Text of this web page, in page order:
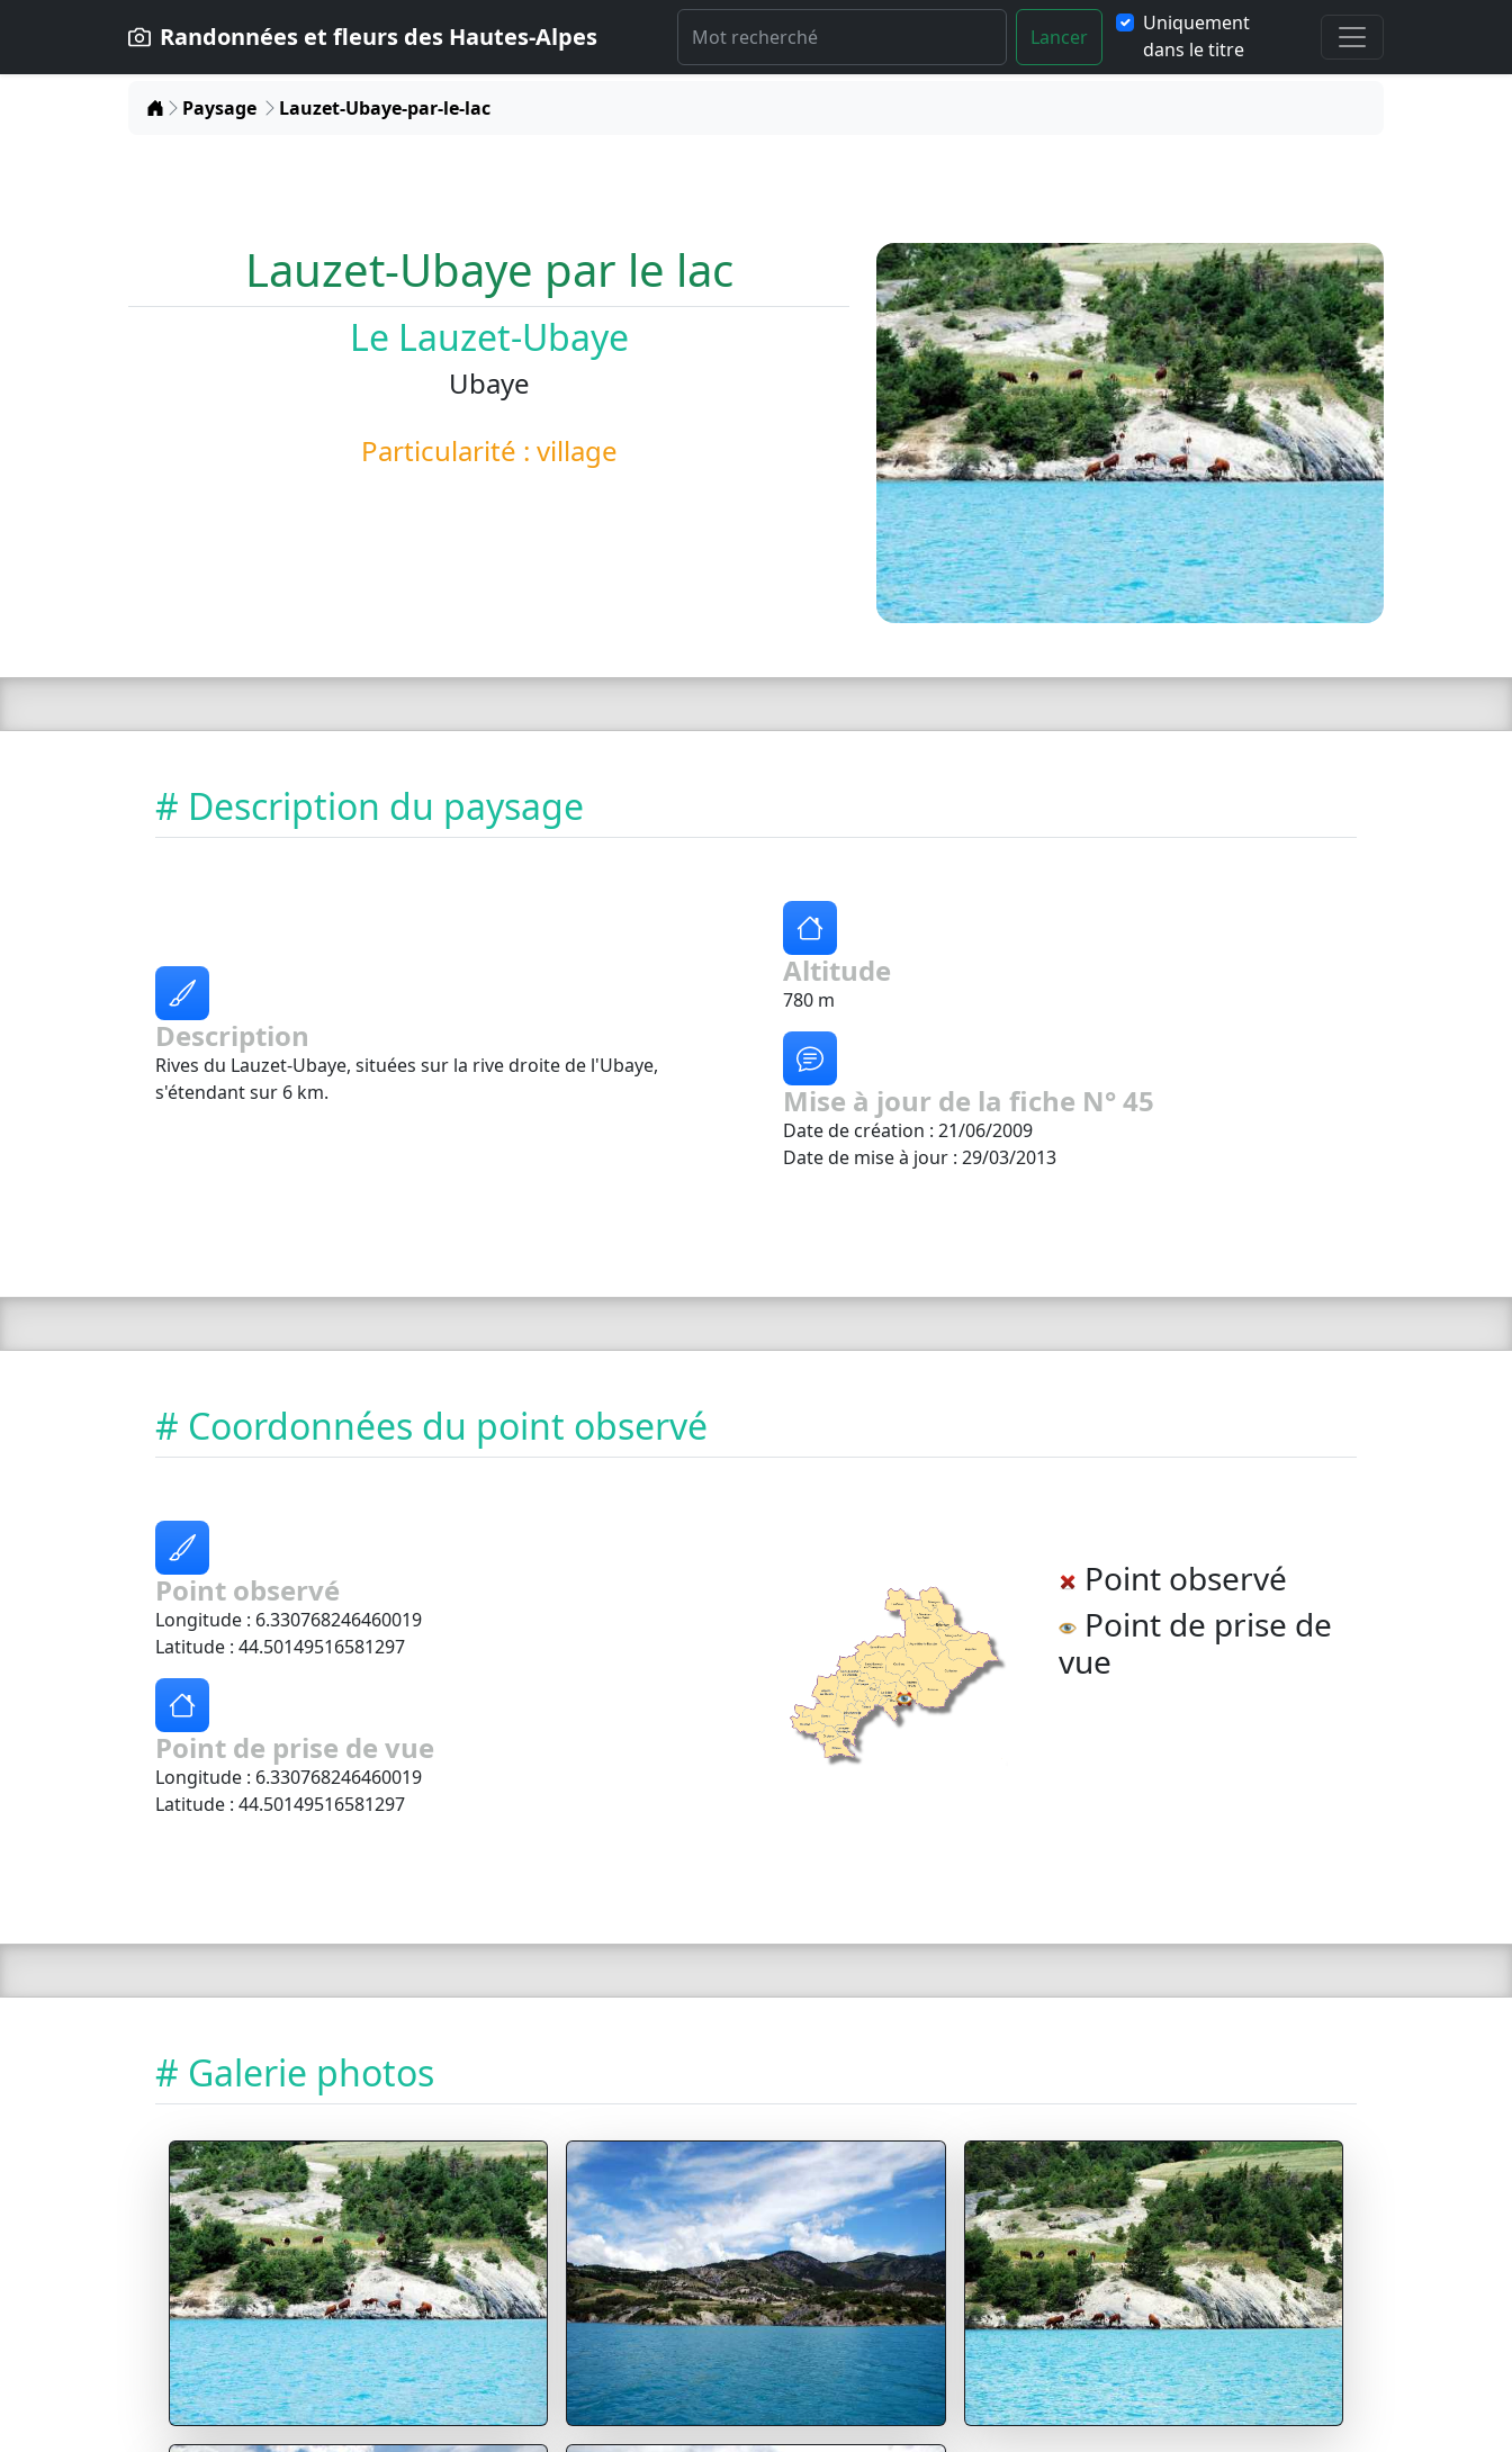
Randonnées et fleurs des Hautes-Alpes Lancer
Uniquement
dans le titre
Home
Paysage Lauzet-Ubaye-par-le-lac
Lauzet-Ubaye par le lac
Le Lauzet-Ubaye
Ubaye
Particularité : village
# Description du paysage
Description
Rives du Lauzet-Ubaye, situées sur la rive droite de l'Ubaye,
s'étendant sur 6 km.
Altitude
780 m
Mise à jour de la fiche N° 45
Date de création : 21/06/2009
Date de mise à jour : 29/03/2013
# Coordonnées du point observé
Point observé
Longitude : 6.330768246460019
Latitude : 44.50149516581297
Point de prise de vue
Longitude : 6.330768246460019
Latitude : 44.50149516581297
Point observé
Point de prise de
vue
# Galerie photos